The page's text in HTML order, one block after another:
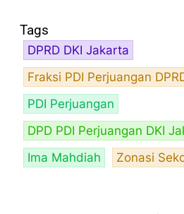
Tags
DPRD DKI Jakarta
Fraksi PDI Perjuangan
PDI Perjuangan
DPD PDI Perjuangan DKI
Ima Mahdiah
Zonasi